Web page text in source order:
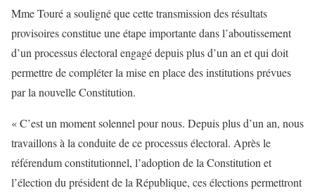
Mme Touré a souligné que cette transmission des résultats
provisoires constitue une étape importante dans l’aboutissement
d’un processus électoral engagé depuis plus d’un an et qui doit
permettre de compléter la mise en place des institutions prévues
par la nouvelle Constitution.
« C’est un moment solennel pour nous. Depuis plus d’un an, nous
travaillons à la conduite de ce processus électoral. Après le
référendum constitutionnel, l’adoption de la Constitution et
l’élection du président de la République, ces élections permettront